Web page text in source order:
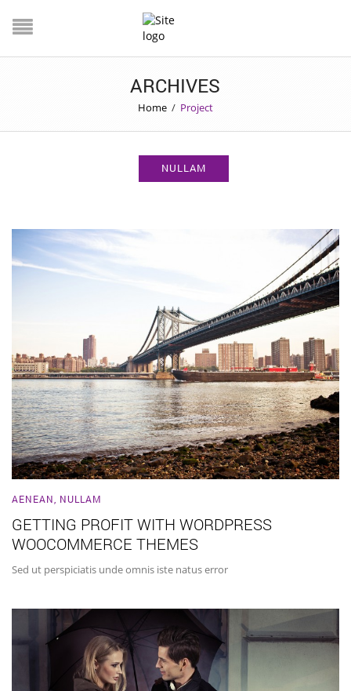
ARCHIVES
Home / Project
NULLAM
AENEAN NULLAM
GETTING PROFIT WITH WORDPRESS
WOOCOMMERCE THEMES
Sed ut perspiciatis unde omnis iste natus error